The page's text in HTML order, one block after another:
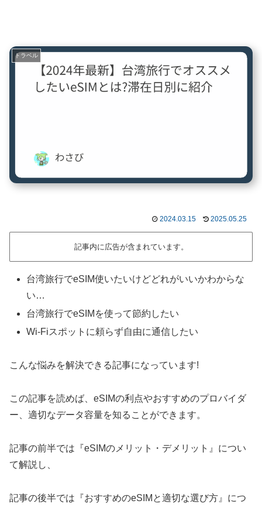
トラベル
2024.03.15 2025.05.25
記事内に広告が含まれています。
台湾旅行でeSIM使いたいけどどれがいいかわからな
い…
台湾旅行でeSIMを使って節約したい
Wi-Fiスポットに頼らず自由に通信したい
こんな悩みを解決できる記事になっています!
この記事を読めば、eSIMの利点やおすすめのプロバイダ
ー、適切なデータ容量を知ることができます。
記事の前半では『eSIMのメリット・デメリット』につい
て解説し、
記事の後半では『おすすめのeSIMと適切な選び方』につ